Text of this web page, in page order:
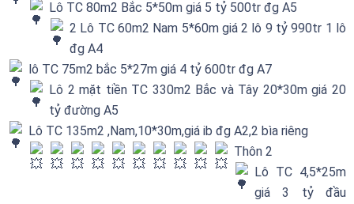
Lô TC 80m2 Bắc 5*50m giá 5 tỷ 500tr đg A5
2 Lô TC 60m2 Nam 5*60m giá 2 lô 9 tỷ 990tr 1 lô
đg A4
lô TC 75m2 bắc 5*27m giá 4 tỷ 600tr đg A7
Lô 2 mặt tiền TC 330m2 Bắc và Tây 20*30m giá 20
tỷ đường A5
Lô TC 135m2 ,Nam,10*30m,giá ib đg A2,2 bìa riêng
Thôn 2
Lô TC 4,5*25m
giá 3 tỷ đầu